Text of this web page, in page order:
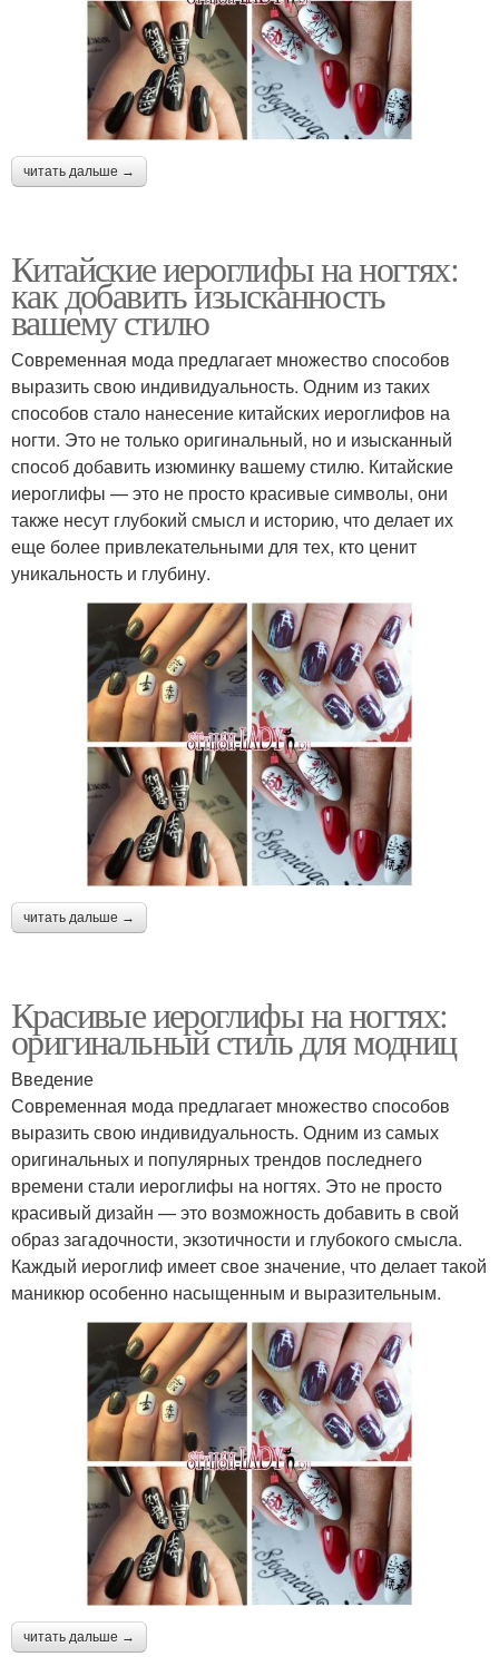
читать дальше →
Китайские иероглифы на ногтях:
как добавить изысканность
вашему стилю
Современная мода предлагает множество способов
выразить свою индивидуальность. Одним из таких
способов стало нанесение китайских иероглифов на
ногти. Это не только оригинальный, но и изысканный
способ добавить изюминку вашему стилю. Китайские
иероглифы — это не просто красивые символы, они
также несут глубокий смысл и историю, что делает их
еще более привлекательными для тех, кто ценит
уникальность и глубину.
читать дальше →
Красивые иероглифы на ногтях:
оригинальный стиль для модниц
Введение
Современная мода предлагает множество способов
выразить свою индивидуальность. Одним из самых
оригинальных и популярных трендов последнего
времени стали иероглифы на ногтях. Это не просто
красивый дизайн — это возможность добавить в свой
образ загадочности, экзотичности и глубокого смысла.
Каждый иероглиф имеет свое значение, что делает такой
маникюр особенно насыщенным и выразительным.
читать дальше →